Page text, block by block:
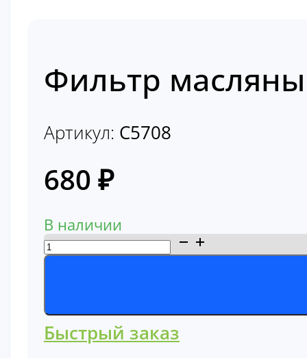
Фильтр
Артикул: C5708
680 ₽
В наличии
Количество
товара
масляный
C5708
Быстрый заказ